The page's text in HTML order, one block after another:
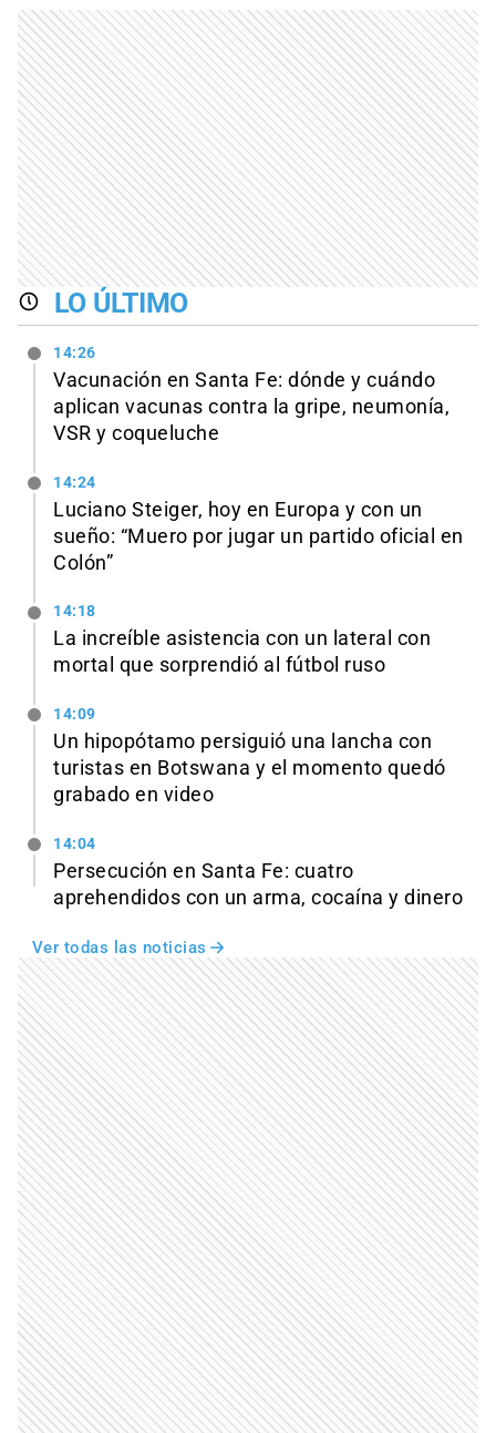
LO ÚLTIMO
14:26
Vacunación en Santa Fe: dónde y cuándo
aplican vacunas contra la gripe, neumonía,
VSR y coqueluche
14:24
Luciano Steiger, hoy en Europa y con un
sueño: “Muero por jugar un partido oficial en
Colón”
14:18
La increíble asistencia con un lateral con
mortal que sorprendió al fútbol ruso
14:09
Un hipopótamo persiguió una lancha con
turistas en Botswana y el momento quedó
grabado en video
14:04
Persecución en Santa Fe: cuatro
aprehendidos con un arma, cocaína y dinero
Ver todas las noticias